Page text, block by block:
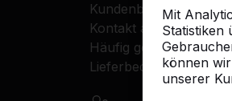
Mit
Statistiken
können
unserer
Kundenberichte
Kontakt aufnehmen
Häufig gestellte Fragen
Lieferbedingungen